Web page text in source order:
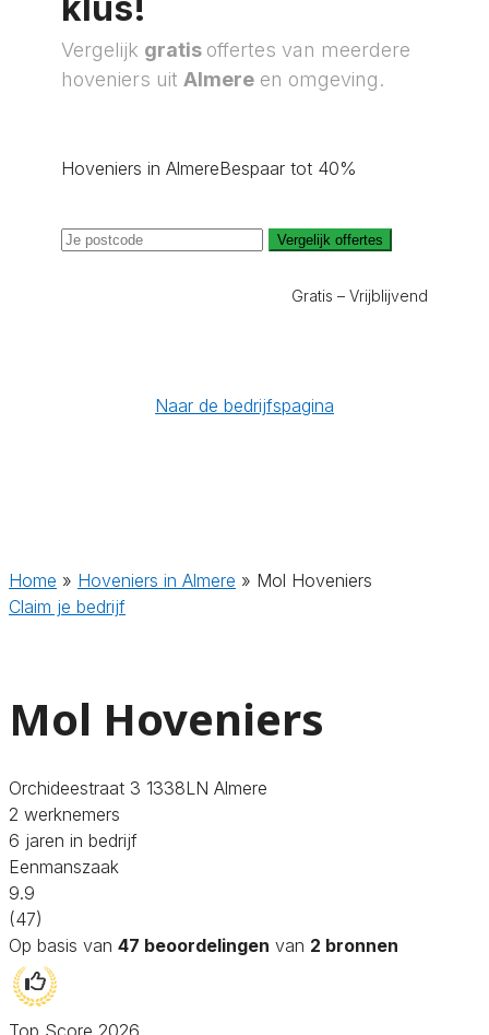
Vergelijk gratis offertes van meerdere
hoveniers uit Almere en omgeving.
Hoveniers in AlmereBespaar tot 40%
Vergelijk offertes
Gratis – Vrijblijvend
Naar de bedrijfspagina
Home » Hoveniers in Almere » Mol Hoveniers
Claim je bedrijf
Mol Hoveniers
Orchideestraat 3 1338LN Almere
2 werknemers
6 jaren in bedrijf
Eenmanszaak
9.9
(47)
Op basis van 47 beoordelingen van 2 bronnen
Top Score 2026